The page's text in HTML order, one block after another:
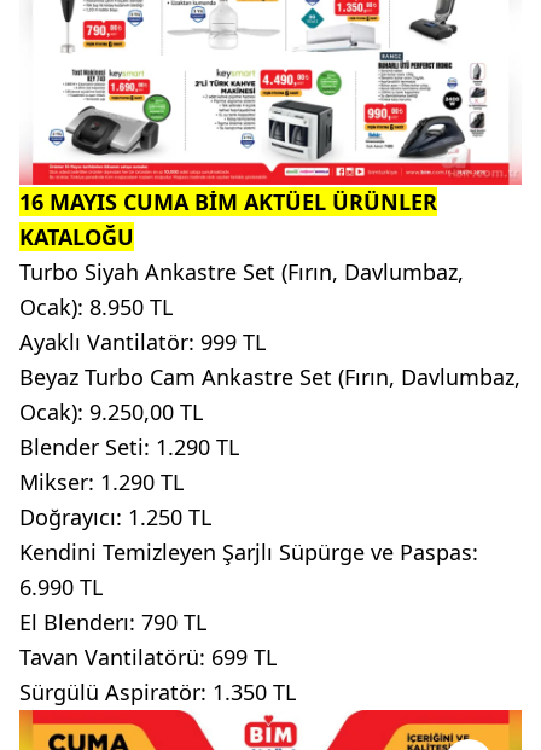
16 MAYIS CUMA BİM AKTÜEL ÜRÜNLER
KATALOĞU
Turbo Siyah Ankastre Set (Fırın, Davlumbaz,
Ocak): 8.950 TL
Ayaklı Vantilatör: 999 TL
Beyaz Turbo Cam Ankastre Set (Fırın, Davlumbaz,
Ocak): 9.250,00 TL
Blender Seti: 1.290 TL
Mikser: 1.290 TL
Doğrayıcı: 1.250 TL
Kendini Temizleyen Şarjlı Süpürge ve Paspas:
6.990 TL
El Blenderı: 790 TL
Tavan Vantilatörü: 699 TL
Sürgülü Aspiratör: 1.350 TL